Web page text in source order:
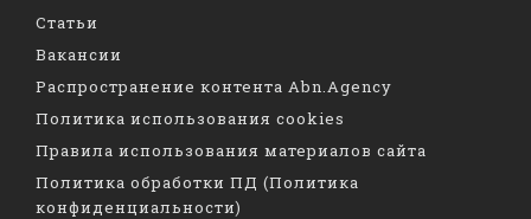
Статьи
Вакансии
Распространение контента Abn.Agency
Политика использования cookies
Правила использования материалов сайта
Политика обработки ПД (Политика
конфиденциальности)